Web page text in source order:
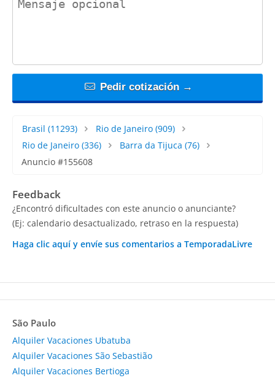
Pedir cotización →
Brasil (11293) Rio de Janeiro(909)
Rio de Janeiro (336) Barra da Tijuca (76)
Anuncio #155608
Feedback
¿Encontró dificultades con este anuncio o anunciante?
(Ej: calendario desactualizado, retraso en la respuesta)
Haga clic aquí y envíe sus comentarios a TemporadaLivre
São Paulo
Alquiler Vacaciones Ubatuba
Alquiler Vacaciones São Sebastião
Alquiler Vacaciones Bertioga